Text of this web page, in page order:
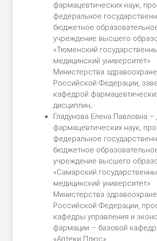
фармацевтических наук,
федеральное
бюджетное
учреждение высшего
«Тюменский
медицинский университет»
Министерства
Российской Федерации,
кафедрой
дисциплин;
Гладунова Елена Павловна –
фармацевтических наук,
федеральное
бюджетное
учреждение высшего
«Самарский
медицинский университет»
Министерства
Российской Федерации,
кафедры управления и
фармации – базовой
«Аптеки Плюс».